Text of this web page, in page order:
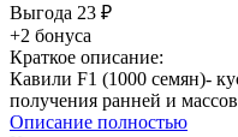
Выгода 23 ₽
+2 бонуса
Краткое описание:
Кавили F1 (1000 семян)-
получения ранней и
Описание полностью